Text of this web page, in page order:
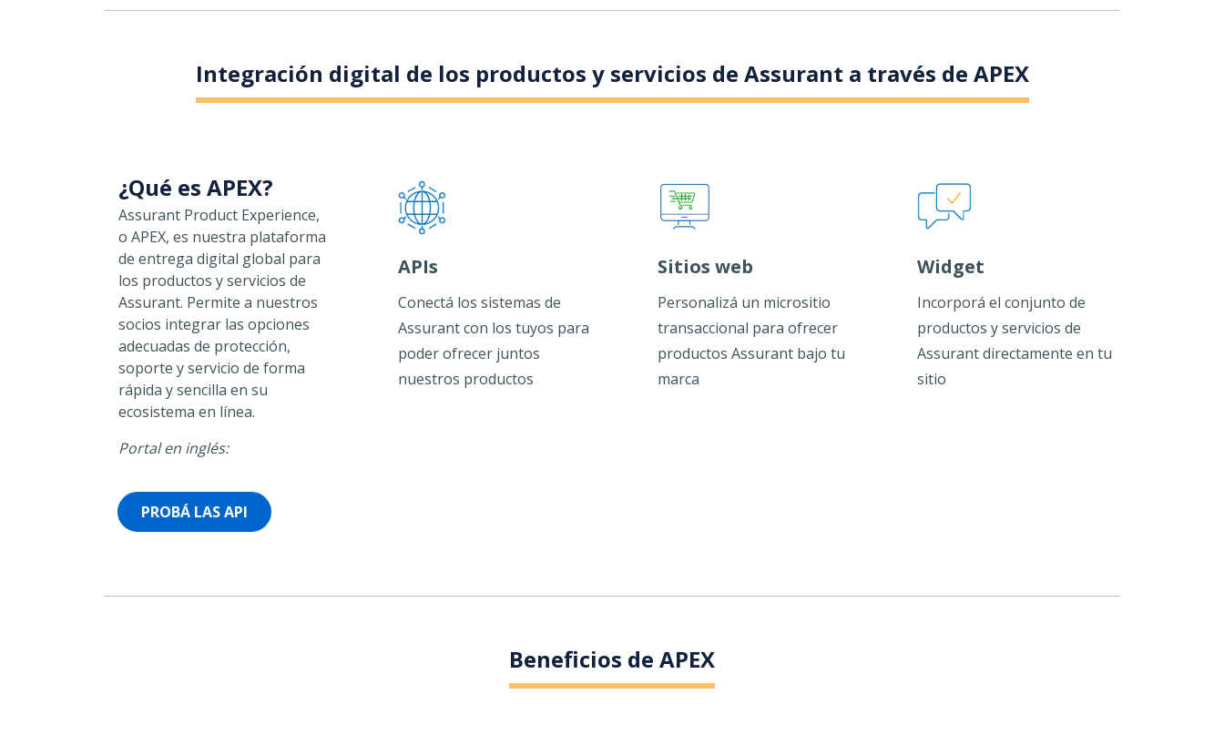
Integración digital de los productos y servicios de Assurant a través de APEX
¿Qué es APEX?
Assurant Product Experience,
o APEX, es nuestra plataforma
de entrega digital global para
los productos y servicios de
Assurant. Permite a nuestros
socios integrar las opciones
adecuadas de protección,
soporte y servicio de forma
rápida y sencilla en su
ecosistema en línea.
Portal en inglés:
PROBÁ LAS API
APIs
Conectá los sistemas de
Assurant con los tuyos para
poder ofrecer juntos
nuestros productos
Sitios web
Personalizá un micrositio
transaccional para ofrecer
productos Assurant bajo tu
marca
Widget
Incorporá el conjunto de
productos y servicios de
Assurant directamente en tu
sitio
Beneficios de APEX